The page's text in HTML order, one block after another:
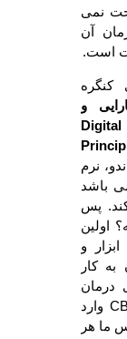
نمی
آن
است.
کنگره
و
نرم
باشد
پس
اولین
و
کار
درمان
اندو وجود نداشته! تا امروز که CBCT وارد
ما هر